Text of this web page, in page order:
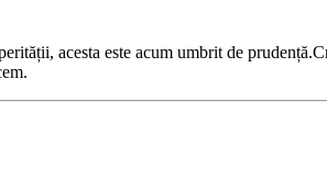
acesta este acum umbrit de